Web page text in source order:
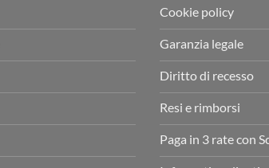
Cookie policy
Garanzia legale
Diritto di recesso
Resi e rimborsi
Paga in 3 rate con